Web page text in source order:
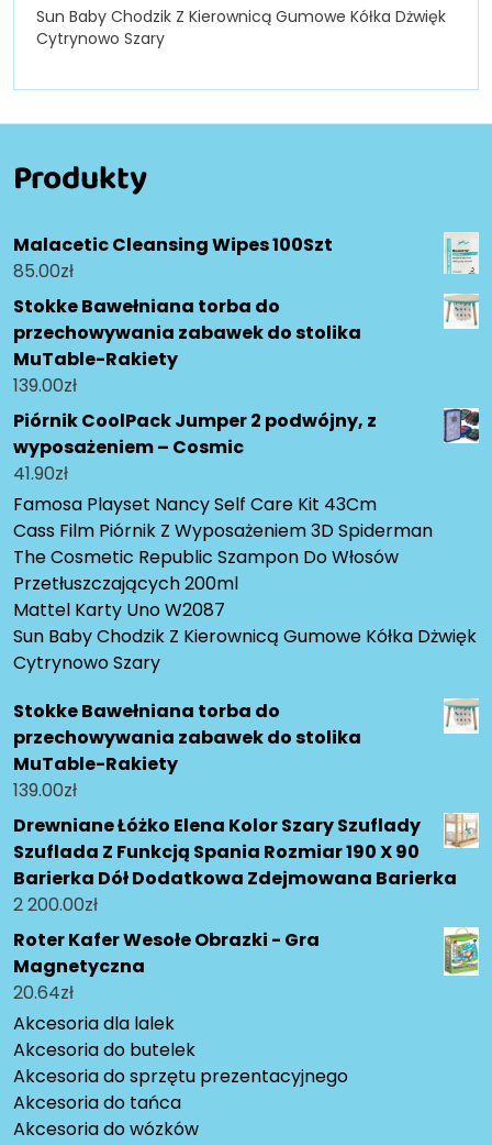
Sun Baby Chodzik Z Kierownicą Gumowe Kółka Dżwięk
Cytrynowo Szary
Produkty
Malacetic Cleansing Wipes 100Szt
85.00zł
Stokke Bawełniana torba do
przechowywania zabawek do stolika
MuTable-Rakiety
139.00zł
Piórnik CoolPack Jumper 2 podwójny, z
wyposażeniem – Cosmic
41.90zł
Famosa Playset Nancy Self Care Kit 43Cm
Cass Film Piórnik Z Wyposażeniem 3D Spiderman
The Cosmetic Republic Szampon Do Włosów
Przetłuszczających 200ml
Mattel Karty Uno W2087
Sun Baby Chodzik Z Kierownicą Gumowe Kółka Dżwięk
Cytrynowo Szary
Stokke Bawełniana torba do
przechowywania zabawek do stolika
MuTable-Rakiety
139.00zł
Drewniane Łóżko Elena Kolor Szary Szuflady
Szuflada Z Funkcją Spania Rozmiar 190 X 90
Barierka Dół Dodatkowa Zdejmowana Barierka
2 200.00zł
Roter Kafer Wesołe Obrazki - Gra
Magnetyczna
20.64zł
Akcesoria dla lalek
Akcesoria do butelek
Akcesoria do sprzętu prezentacyjnego
Akcesoria do tańca
Akcesoria do wózków